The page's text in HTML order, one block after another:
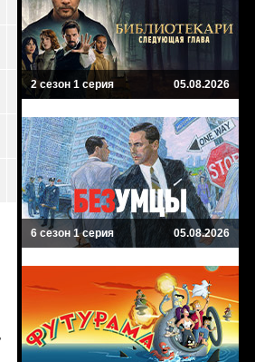
2 сезон 1 серия 05.08.2026
6 сезон 1 серия 05.08.2026